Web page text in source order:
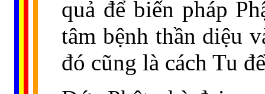
quả để biến pháp
tâm bệnh thần diệu
đó cũng là cách Tu